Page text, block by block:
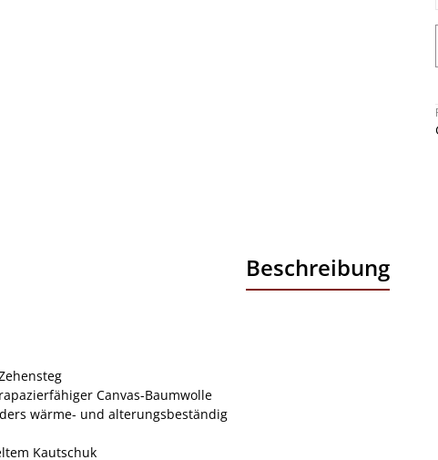
Beschreibung
Canvas-Baumwolle
wärme- und alterungsbeständig
Kautschuk